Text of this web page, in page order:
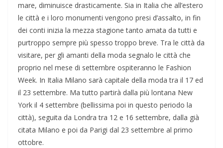
mare, diminuisce drasticamente. Sia in Italia che all’estero
le città e i loro monumenti vengono presi d’assalto, in fin
dei conti inizia la mezza stagione tanto amata da tutti e
purtroppo sempre più spesso troppo breve. Tra le città da
visitare, per gli amanti della moda segnalo le città che
proprio nel mese di settembre ospiteranno le Fashion
Week. In Italia Milano sarà capitale della moda tra il 17 ed
il 23 settembre. Ma tutto partirà dalla più lontana New
York il 4 settembre (bellissima poi in questo periodo la
città), seguita da Londra tra 12 e 16 settembre, dalla già
citata Milano e poi da Parigi dal 23 settembre al primo
ottobre.